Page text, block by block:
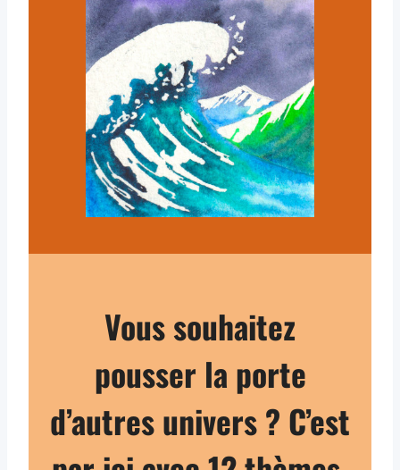
Vous souhaitez
pousser la porte
d’autres univers ? C’est